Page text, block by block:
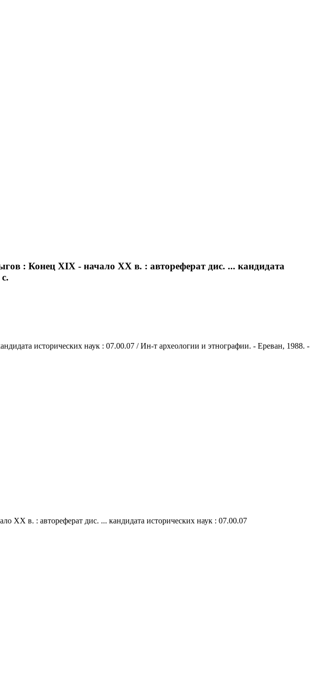
: Конец XIX - начало XX в. : автореферат дис. ... кандидата
исторических наук : 07.00.07 / Ин-т археологии и этнографии. - Ереван, 1988. -
XX в. : автореферат дис. ... кандидата исторических наук : 07.00.07